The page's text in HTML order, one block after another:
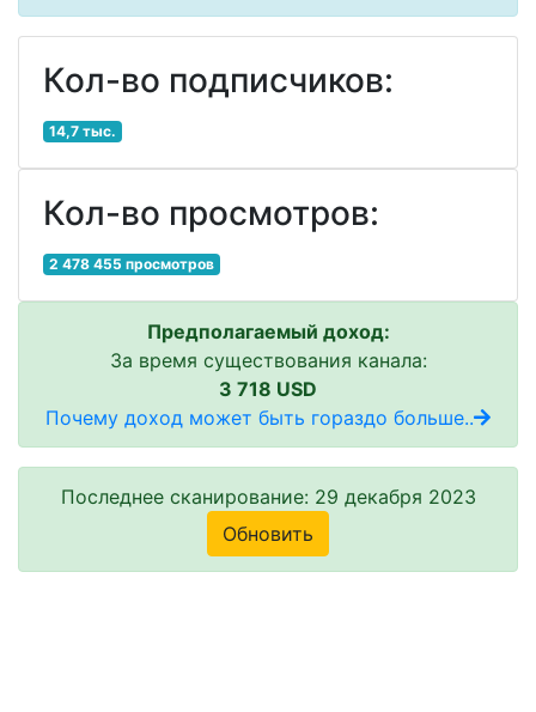
Кол-во подписчиков:
14,7 тыс.
Кол-во просмотров:
2 478 455 просмотров
Предполагаемый доход:
За время существования канала:
3 718 USD
Почему доход может быть гораздо больше..
Последнее сканирование: 29 декабря 2023
Обновить